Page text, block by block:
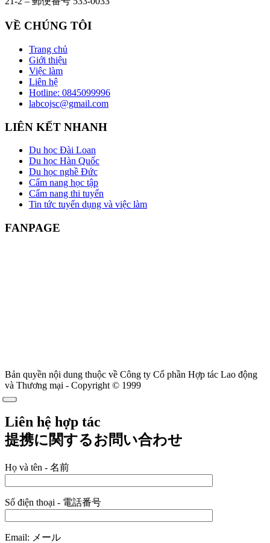
VỀ CHÚNG TÔI
Trang chủ
Giới thiệu
Việc làm
Liên hệ
Hotline: 0845099996
labcojsc@gmail.com
LIÊN KẾT NHANH
Du học Đài Loan
Du học Hàn Quốc
Du học nghề Đức
Cẩm nang học tập
Cẩm nang thi tuyển
Tin tức tuyển dụng và việc làm
FANPAGE
Bản quyền nội dung thuộc về Công ty Cổ phần Hợp tác Lao động
và Thương mại - Copyright © 1999
Liên hệ hợp tác
提携に関するお問い合わせ
Họ và tên - 名前
Số điện thoại - 電話番号
Email: メール